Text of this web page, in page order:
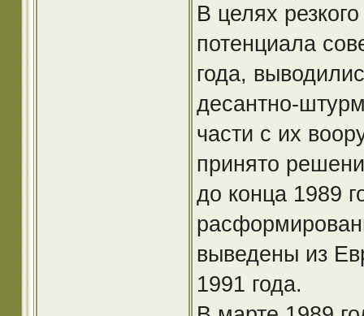
В целях
потенциала
года,
десантно-
части с их
принято
до конца 1989
выведены из
1991 года.